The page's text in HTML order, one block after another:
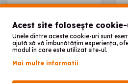
Adaugă în coș
Acest site folosește
Unele dintre aceste cookie-uri sunt
ajută să vă îmbunătățim experiența,
modul în care este utilizat site-ul.
Mai multe informatii